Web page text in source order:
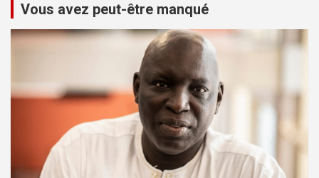
Vous avez peut-être manqué